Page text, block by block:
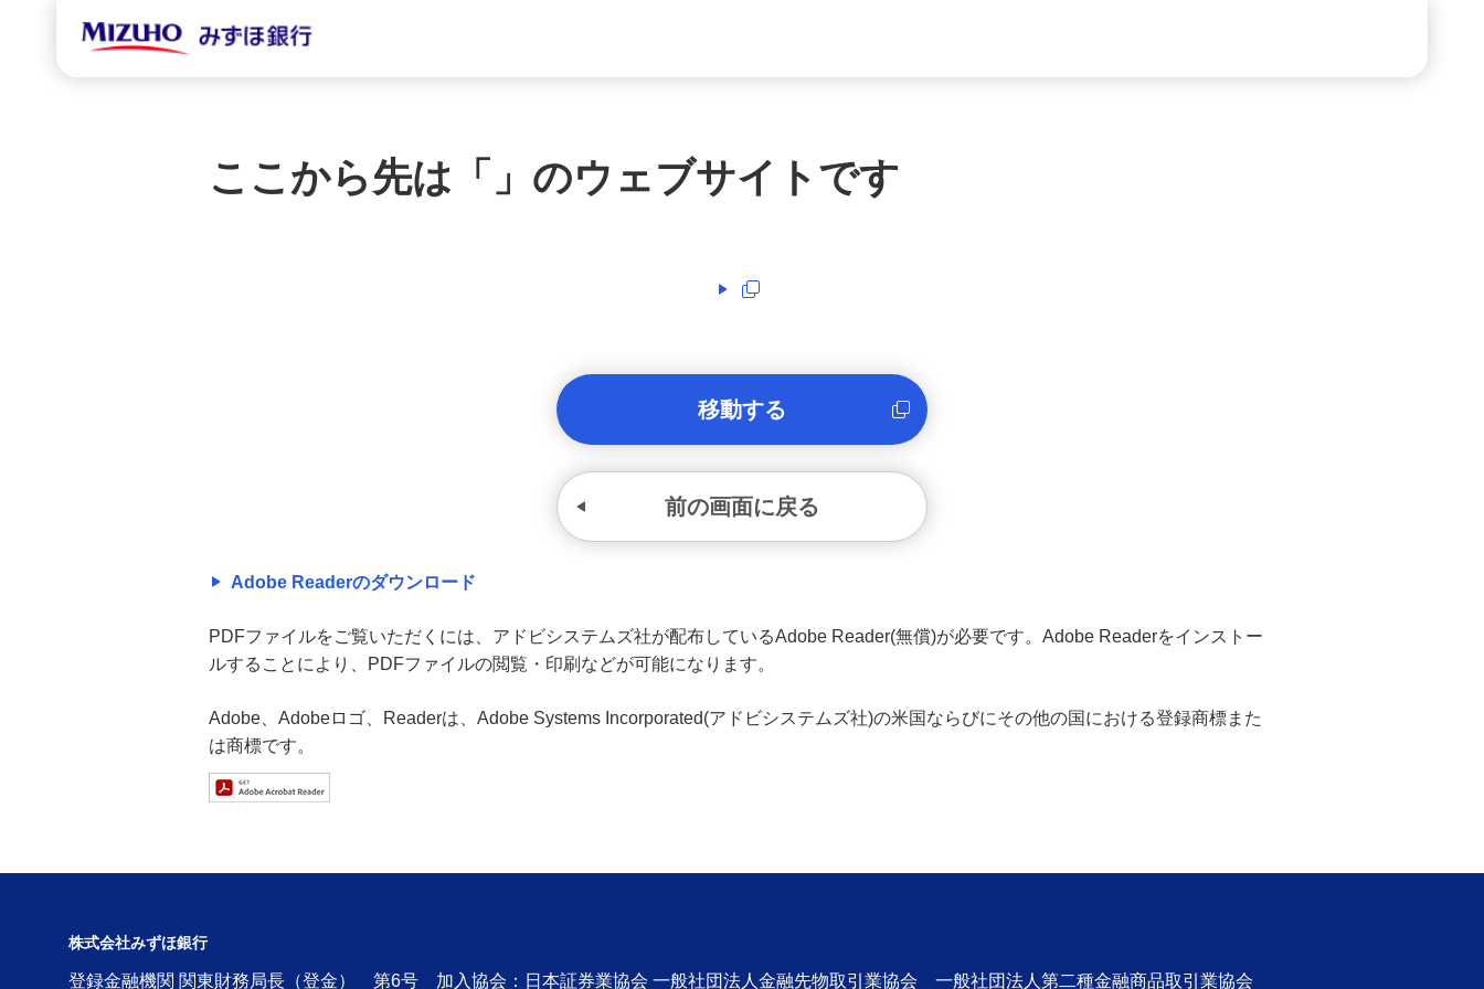
ここから先は「 」のウェブサイトです
移動する
前の画面に戻る
Adobe Readerのダウンロード
PDFファイルをご覧いただくには、アドビシステムズ社が配布しているAdobe Reader(無償)が必要です。Adobe Readerをインストー
ルすることにより、PDFファイルの閲覧・印刷などが可能になります。
Adobe、Adobeロゴ、Readerは、Adobe Systems Incorporated(アドビシステムズ社)の米国ならびにその他の国における登録商標また
は商標です。
株式会社みずほ銀行
登録金融機関 関東財務局長（登金） 第6号 加入協会：日本証券業協会 一般社団法人金融先物取引業協会 一般社団法人第二種金融商品取引業協会